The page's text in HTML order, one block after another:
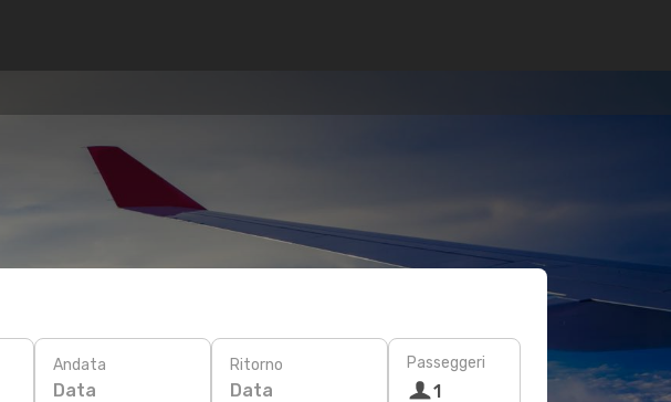
Andata
Data
Ritorno
Data
Passeggeri
1